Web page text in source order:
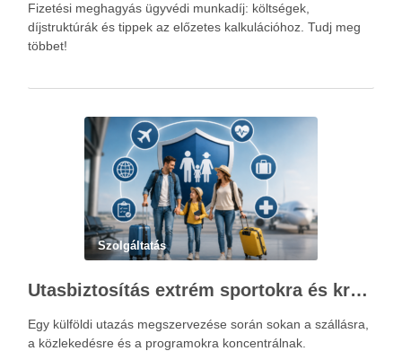
Fizetési meghagyás ügyvédi munkadíj: költségek,
díjstruktúrák és tippek az előzetes kalkulációhoz. Tudj meg
többet!
Szolgáltatás
Utasbiztosítás extrém sportokra és krónikus betegségek esetén: mire figyelj utazás előtt?
Egy külföldi utazás megszervezése során sokan a szállásra,
a közlekedésre és a programokra koncentrálnak.